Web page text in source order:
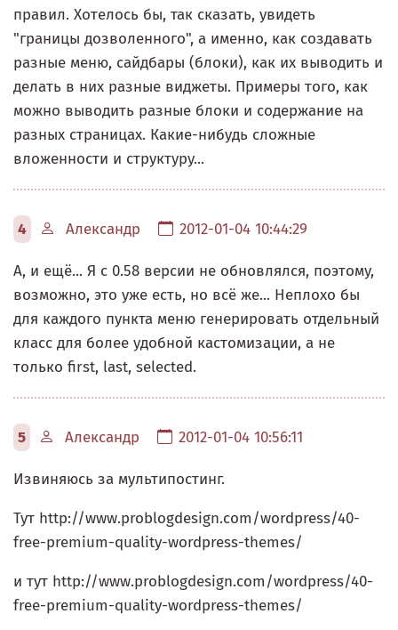
правил. Хотелось бы, так сказать, увидеть
"границы дозволенного", а именно, как создавать
разные меню, сайдбары (блоки), как их выводить и
делать в них разные виджеты. Примеры того, как
можно выводить разные блоки и содержание на
разных страницах. Какие-нибудь сложные
вложенности и структуру...
4 Александр 2012-01-04 10:44:29
А, и ещё... Я с 0.58 версии не обновлялся, поэтому,
возможно, это уже есть, но всё же... Неплохо бы
для каждого пункта меню генерировать отдельный
класс для более удобной кастомизации, а не
только first, last, selected.
5 Александр 2012-01-04 10:56:11
Извиняюсь за мультипостинг.
Тут http://www.problogdesign.com/wordpress/40-
free-premium-quality-wordpress-themes/
и тут http://www.problogdesign.com/wordpress/40-
free-premium-quality-wordpress-themes/